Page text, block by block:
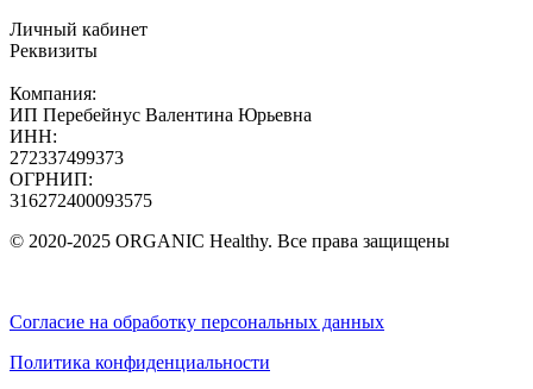
Личный кабинет
Реквизиты
Компания:
ИП Перебейнус Валентина Юрьевна
ИНН:
272337499373
ОГРНИП:
316272400093575
© 2020-2025 ORGANIC Healthy. Все права защищены
Согласие на обработку персональных данных
Политика конфиденциальности